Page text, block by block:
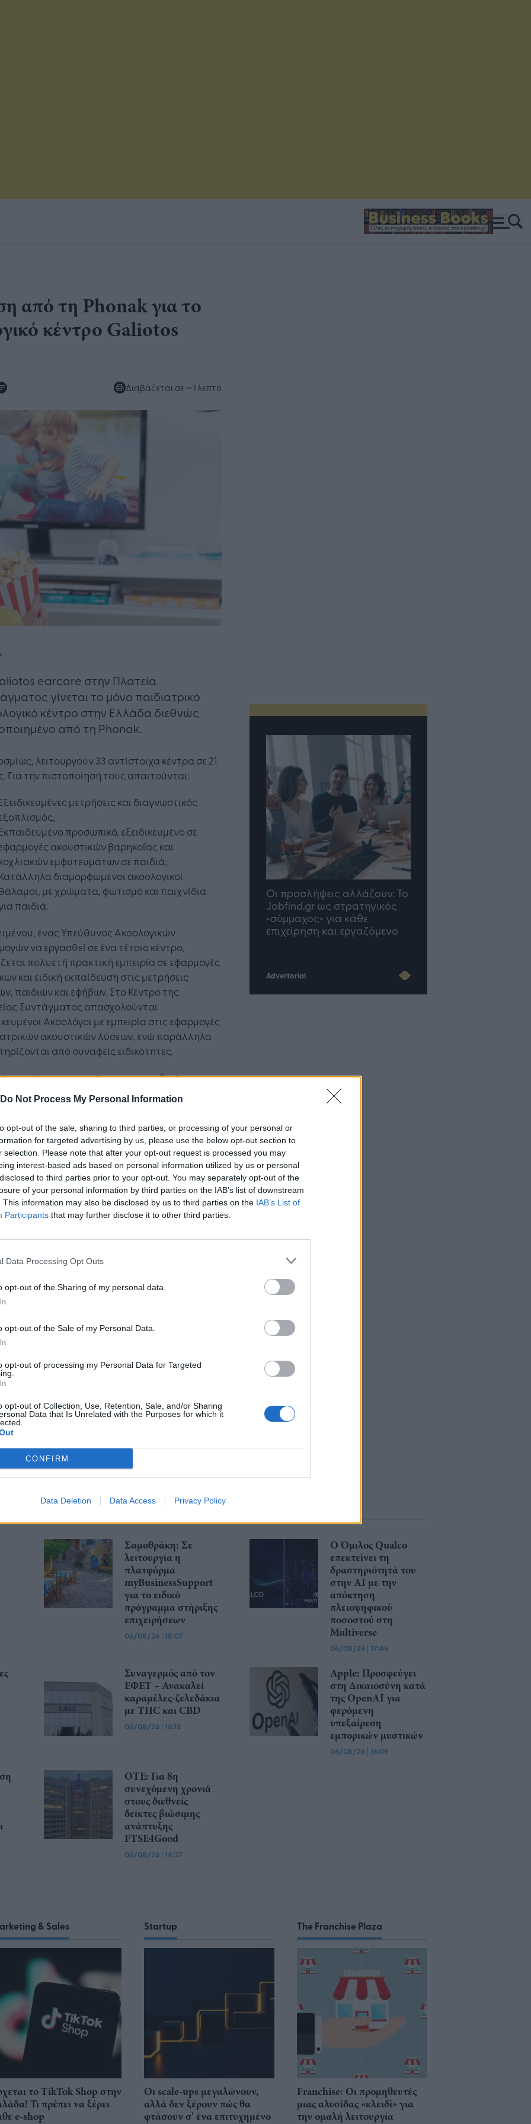
Do Not Process My Personal Information
opt-out of the sale, sharing to third parties, or processing of your personal or
for targeted advertising by us, please use the below opt-out section to
selection. Please note that after your opt-out request is processed you may
interest-based ads based on personal information utilized by us or personal
to third parties prior to your opt-out. You may separately opt-out of the
of your personal information by third parties on the IAB’s list of downstream
This information may also be disclosed by us to third parties on the IAB’s List of
Participants that may further disclose it to other third parties.
Data Processing Opt Outs
opt-out of the Sharing of my personal data.
opt-out of the Sale of my Personal Data.
opt-out of processing my Personal Data for Targeted
opt-out of Collection, Use, Retention, Sale, and/or Sharing
Data that Is Unrelated with the Purposes for which it
CONFIRM
Data Deletion Data Access Privacy Policy
από τη Phonak για το
κέντρο Galiotos
Διαβάζεται σε ~ 1 λεπτό
earcare στην Πλατεία
γίνεται το μόνο παιδιατρικό
κέντρο στην Ελλάδα διεθνώς
από τη Phonak.
λειτουργούν 33 αντίστοιχα κέντρα σε 21
Για την πιστοποίησή τους απαιτούνται:
μετρήσεις και διαγνωστικός
προσωπικό, εξειδικευμένο σε
ακουστικών βαρηκοΐας και
εμφυτευμάτων σε παιδιά,
διαμορφωμένοι ακοολογικοί
με χρώματα, φωτισμό και παιχνίδια
παιδιά.
ένας Υπεύθυνος Ακοολογικών
να εργασθεί σε ένα τέτοιο κέντρο,
πολυετή πρακτική εμπειρία σε εφαρμογές
και ειδική εκπαίδευση στις μετρήσεις
παιδιών και εφήβων. Στο Κέντρο της
Συντάγματος απασχολούνται
Ακοολόγοι με εμπειρία στις εφαρμογές
ακουστικών λύσεων, ενώ παράλληλα
από συναφείς ειδικότητες.
ότι η αντιμετώπιση της παιδικής
θεωρείται επιστημονικά εξαιρετικά
για την ομαλή ανάπτυξη των βρεφών,
και εφήβων.
Ακολουθήστε το στο
Google Newsκαι μάθετε πρώτοι
όλα τα επιχειρηματικά νέα
Δείτε όλες τις τελευταίες
Ελλάδα και τον κόσμο στο
... σχόλια| Κάνε click για να σχολιάσεις
Νοημοσύνη: το νέο
σύστημα της
Οι προσλήψεις αλλάζουν: To
επιχείρηση και εργαζόμενο
TP Greece: Πώς
διαμορφώνεται το μέλλον
του Insurance στην εποχή
του AI
Advertorial
Σαμοθράκη: Σε
λειτουργία η
πλατφόρμα
myBusinessSupport
για το ειδικό
πρόγραμμα στήριξης
επιχειρήσεων
06/08/26 | 18:07
Ο Όμιλος Qualco
επεκτείνει τη
δραστηριότητά του
στην ΑΙ με την
απόκτηση
πλειοψηφικού
ποσοστού στη
Multiverse
06/08/26 | 17:45
Συναγερμός από τον
ΕΦΕΤ – Ανακαλεί
καραμέλες-ζελεδάκια
με THC και CBD
06/08/26 | 16:18
Apple: Προσφεύγει
στη Δικαιοσύνη κατά
της OpenAI για
φερόμενη
υπεξαίρεση
εμπορικών μυστικών
06/08/26 | 16:09
ΟΤΕ: Για 8η
συνεχόμενη χρονιά
στους διεθνείς
δείκτες βιώσιμης
ανάπτυξης
FTSE4Good
06/08/26 | 14:37
& Sales
το TikTok Shop στην
Τι πρέπει να ξέρει
e-shop
Startup
Οι scale-ups μεγαλώνουν,
αλλά δεν ξέρουν πώς θα
φτάσουν σ' ένα επιτυχημένο
The Franchise Plaza
Franchise: Οι προμηθευτές
μιας αλυσίδας «κλειδί» για
την ομαλή λειτουργία